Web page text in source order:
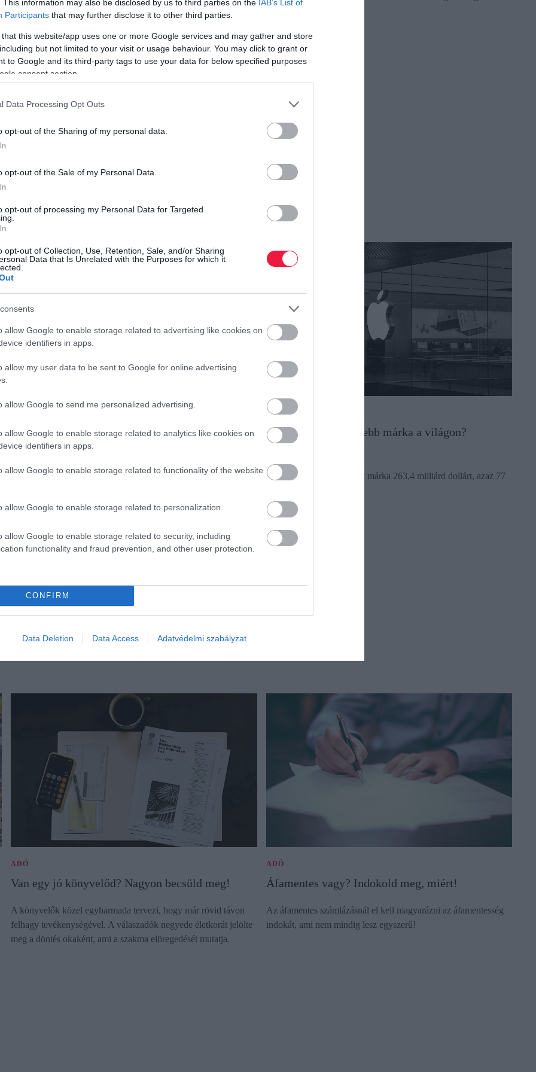
This information may also be disclosed by us to third parties on the IAB’s List of
Participants that may further disclose it to other third parties.
that this website/app uses one or more Google services and may gather and store
but not limited to your visit or usage behaviour. You may click to grant or
to Google and its third-party tags to use your data for below specified purposes
consent section.
Data Processing Opt Outs
opt-out of the Sharing of my personal data.
opt-out of the Sale of my Personal Data.
opt-out of processing my Personal Data for Targeted
opt-out of Collection, Use, Retention, Sale, and/or Sharing
Data that Is Unrelated with the Purposes for which it
allow Google to enable storage related to advertising like cookies on
identifiers in apps.
allow my user data to be sent to Google for online advertising
allow Google to send me personalized advertising.
allow Google to enable storage related to analytics like cookies on
identifiers in apps.
allow Google to enable storage related to functionality of the website
allow Google to enable storage related to personalization.
allow Google to enable storage related to security, including
functionality and fraud prevention, and other user protection.
CONFIRM
Data Deletion Data Access Adatvédelmi szabályzat
idős doktor. Az átlagéletkor ebben a szakmában 59 év. A
orvosolná a hiányt.
Magyar világmárkák? 11 tipp a
pénzügyminisztertől!
Magyarországnak egyelőre csak olyan márkái és cégei vannak,
PIACOK
Melyik a legértékesebb márka a világon?
A ranglistán első helyezett márka 263,4 milliárd dollárt, azaz 77
ADÓ
Van egy jó könyvelőd? Nagyon becsüld meg!
A könyvelők közel egyharmada tervezi, hogy már rövid távon
felhagy tevékenységével. A válaszadók negyede életkorát jelölte
meg a döntés okaként, ami a szakma elöregedését mutatja.
ADÓ
Áfamentes vagy? Indokold meg, miért!
Az áfamentes számlázásnál el kell magyarázni az áfamentesség
indokát, ami nem mindig lesz egyszerű!